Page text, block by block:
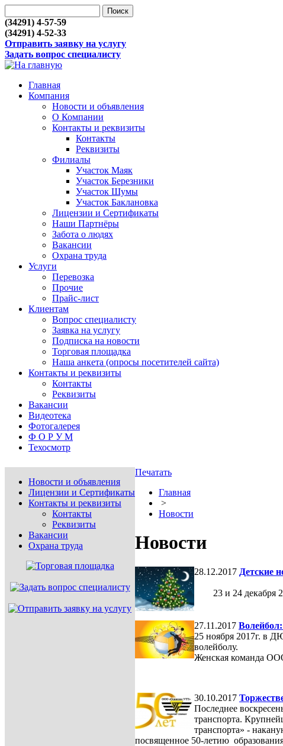
(34291) 4-57-59
(34291) 4-52-33
Отправить заявку на услугу
Задать вопрос специалисту
Главная
Компания
Новости и объявления
О Компании
Контакты и реквизиты
Контакты
Реквизиты
Филиалы
Участок Маяк
Участок Березники
Участок Шумы
Участок Баклановка
Лицензии и Сертификаты
Наши Партнёры
Забота о людях
Вакансии
Охрана труда
Услуги
Перевозка
Прочие
Прайс-лист
Клиентам
Вопрос специалисту
Заявка на услугу
Подписка на новости
Торговая площадка
Наша анкета (опросы посетителей сайта)
Контакты и реквизиты
Контакты
Реквизиты
Вакансии
Видеотека
Фотогалерея
Ф О Р У М
Техосмотр
Новости и объявления
Лицензии и Сертификаты
Контакты и реквизиты
Контакты
Реквизиты
Вакансии
Охрана труда
Печатать
Главная
>
Новости
Новости
28.12.2017 Детские
23 и 24 декабря
27.11.2017
25 ноября 2017г. в
волейболу.
Женская команда
30.10.2017
Последнее
транспорта.
транспорта» -
посвященное 50-летию